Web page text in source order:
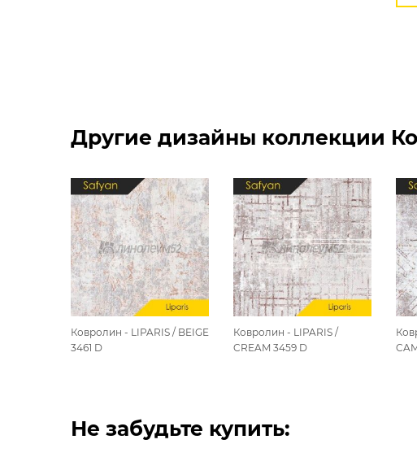
Другие дизайны коллекции
Ковролин - LIPARIS / BEIGE
3461 D
Ковролин - LIPARIS /
CREAM 3459 D
Не забудьте купить: